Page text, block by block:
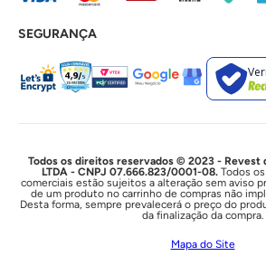
Gabinetes para Banheiro
Lixeiras
Acabamentos e Registros
Bases de Registros
Duchas e Chuveiros
Chuveiros Elétricos
Chuveiros
SEGURANÇA
Todos os direitos reservados © 2023 - Revest
LTDA - CNPJ 07.666.823/0001-08. Todos
comerciais estão sujeitos a alteração sem aviso
de um produto no carrinho de compras não
Desta forma, sempre prevalecerá o preço do
da finalização da compra.
Mapa do Site